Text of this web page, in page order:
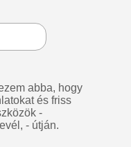
abba, hogy
és friss
-
- útján.